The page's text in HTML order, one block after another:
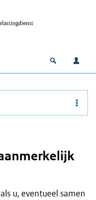
Open
u, eventueel samen